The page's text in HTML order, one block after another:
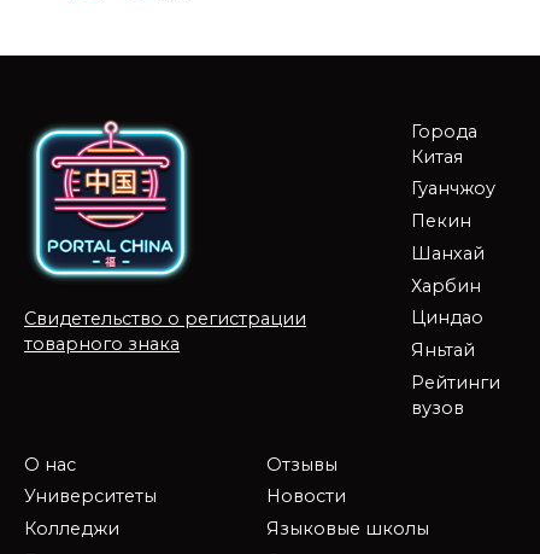
Свидетельство о регистрации
товарного знака
Города
Китая
Гуанчжоу
Пекин
Шанхай
Харбин
Циндао
Яньтай
Рейтинги
вузов
О нас
Университеты
Колледжи
Отзывы
Новости
Языковые школы